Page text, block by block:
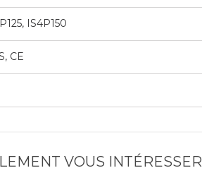
IS4P150
CE
VOUS INTÉRESSER